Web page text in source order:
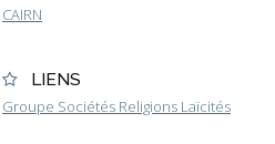
CAIRN
LIENS
Groupe Sociétés Religions Laïcités